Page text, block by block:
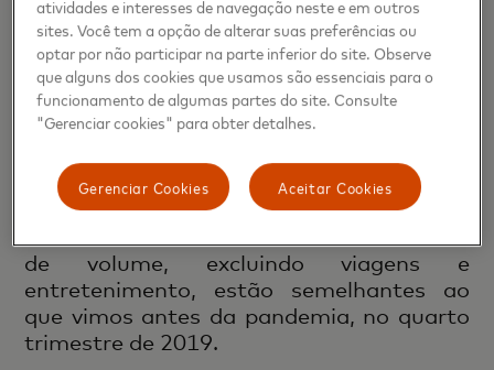
pagamento por aproximação. Estamos
vendo melhorias contínuas e acreditamos
que a maioria dos mercados está na fase
de normalização. Continuamos
observando melhoras nas taxas de
retomada do cartão, em parte devido ao
maior relaxamento das medidas de
distanciamento social em diversos
de volume, excluindo viagens e
entretenimento, estão semelhantes ao
que vimos antes da pandemia, no quarto
trimestre de 2019.
atividades e interesses de navegação neste e em outros
sites. Você tem a opção de alterar suas preferências ou
optar por não participar na parte inferior do site. Observe
que alguns dos cookies que usamos são essenciais para o
funcionamento de algumas partes do site. Consulte
"Gerenciar cookies" para obter detalhes.
Aceitar Cookies
Gerenciar Cookies